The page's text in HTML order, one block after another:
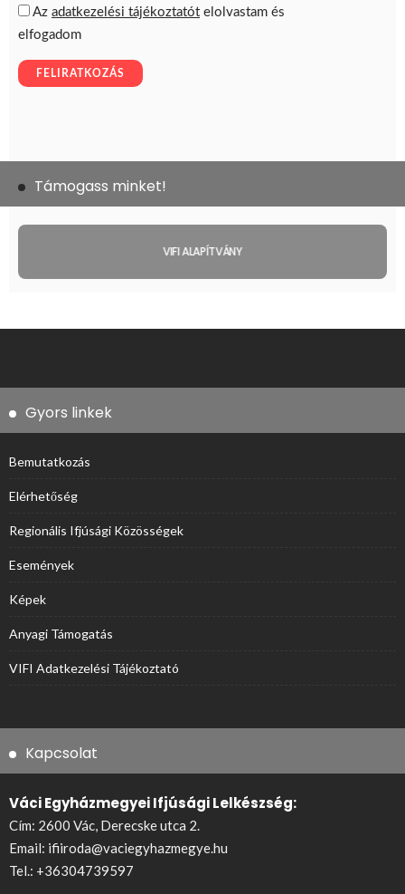
Támogass minket!
VIFI ALAPÍTVÁNY
Gyors linkek
Bemutatkozás
Elérhetőség
Regionális Ifjúsági Közösségek
Események
Képek
Anyagi Támogatás
VIFI Adatkezelési Tájékoztató
Kapcsolat
Váci Egyházmegyei Ifjúsági Lelkészség:
Cím: 2600 Vác, Derecske utca 2.
Email: ifiiroda@vaciegyhazmegye.hu
Tel.: +36304739597